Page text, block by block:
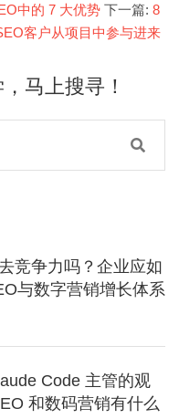
中的 7 大优势 下一篇: 8
客户从项目中参与进来
马上搜寻！
竞争力吗？企业应如
与数字营销增长体系
Code 主管的观
和数码营销有什么